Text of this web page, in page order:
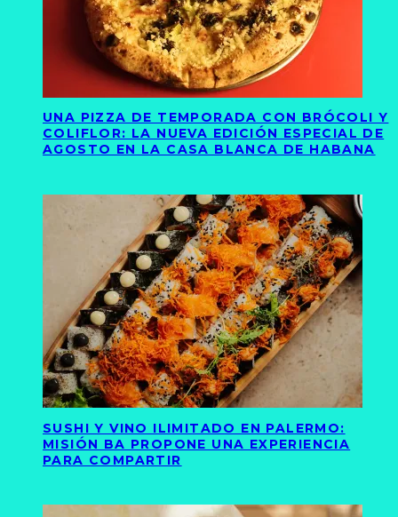
UNA PIZZA DE TEMPORADA CON BRÓCOLI Y
COLIFLOR: LA NUEVA EDICIÓN ESPECIAL DE
AGOSTO EN LA CASA BLANCA DE HABANA
SUSHI Y VINO ILIMITADO EN PALERMO:
MISIÓN BA PROPONE UNA EXPERIENCIA
PARA COMPARTIR